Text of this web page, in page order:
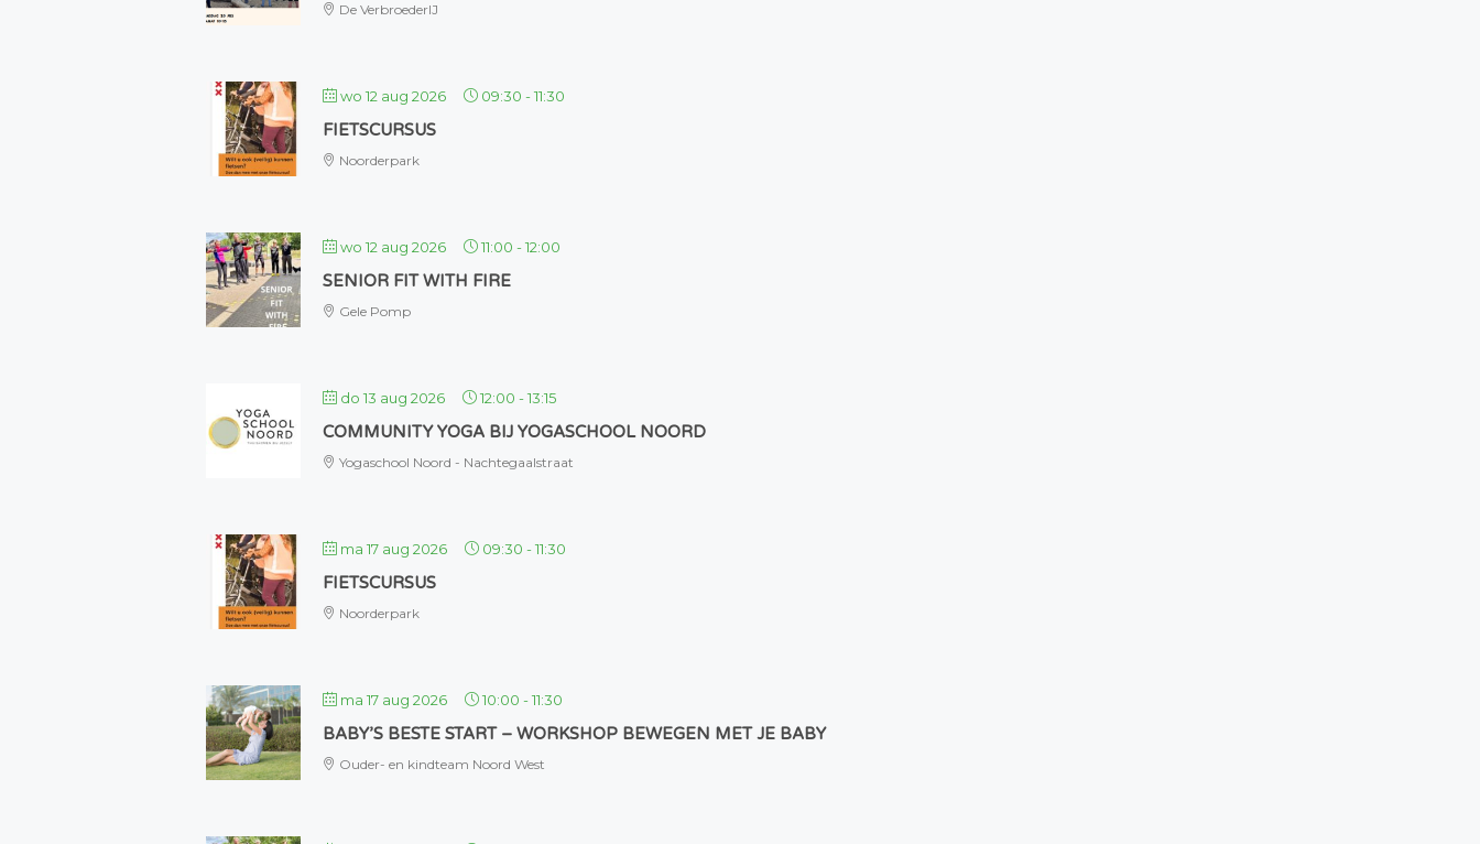
De VerbroederIJ
wo 12 aug 2026 09:30 -11:30
FIETSCURSUS
Noorderpark
wo 12 aug 2026 11:00 -12:00
SENIOR FIT WITH FIRE
Gele Pomp
do 13 aug 2026 12:00 -13:15
COMMUNITY YOGA BIJ YOGASCHOOL NOORD
Yogaschool Noord - Nachtegaalstraat
ma 17 aug 2026 09:30 -11:30
FIETSCURSUS
Noorderpark
ma 17 aug 2026 10:00 -11:30
BABY’S BESTE START – WORKSHOP BEWEGEN MET JE BABY
Ouder- en kindteam Noord West